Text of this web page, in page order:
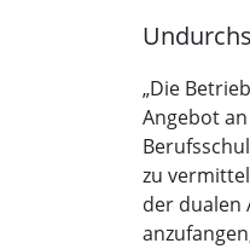
„Die
Angebot
zu
der dualen